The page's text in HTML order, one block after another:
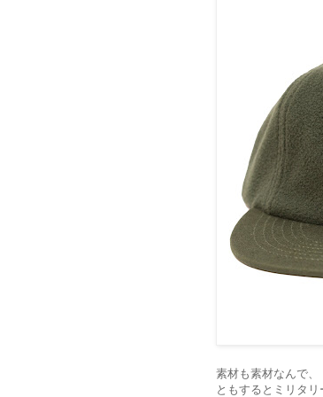
素材も素材なんで、
ともするとミリタリ